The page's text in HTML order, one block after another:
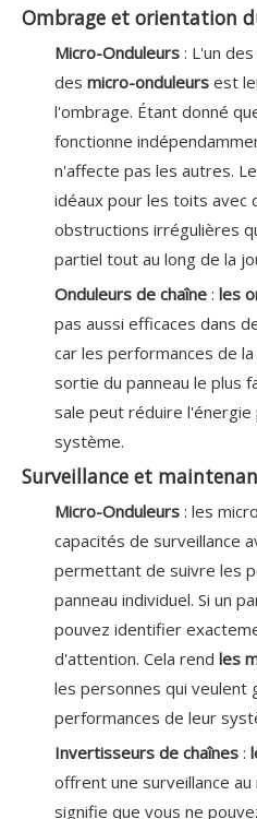
Ombrage et orientation
Micro-Onduleurs : L'un
des micro-onduleurs est
l'ombrage. Étant donné
fonctionne
n'affecte pas les autres.
idéaux pour les toits avec
obstructions irrégulières
partiel tout au long de la
Onduleurs de chaîne : les
pas aussi efficaces dans
car les performances de
sortie du panneau le plus
sale peut réduire
système.
Surveillance et
Micro-Onduleurs : les
capacités de surveillance
permettant de suivre les
panneau individuel. Si un
pouvez identifier
d'attention. Cela rend les
les personnes qui
performances de leur
Invertisseurs de chaînes :
offrent une surveillance
signifie que vous ne